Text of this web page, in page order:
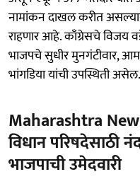
नामांकन दाखल करीत असल्याने
राहणार आहे. काँग्रेसचे विजय
भाजपचे सुधीर मुनगंटीवार,
भांगडिया यांची उपस्थिती असेल.
Maharashtra
विधान परिषदेसाठी
भाजपाची उमेदवारी